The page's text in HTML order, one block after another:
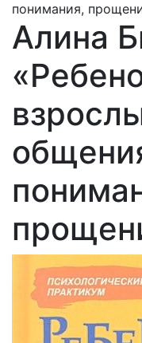
понимания,
Алина